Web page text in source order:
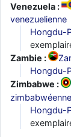
Venezuela :
venezuelienne
Hongdu-
Zambie :
Hongdu-
Zimbabwe :
zimbabwéenne
Hongdu-